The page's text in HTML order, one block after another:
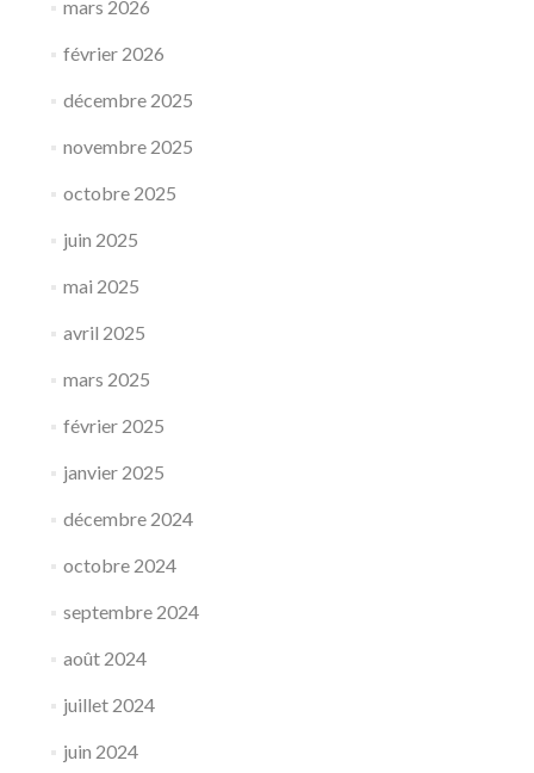
mars 2026
février 2026
décembre 2025
novembre 2025
octobre 2025
juin 2025
mai 2025
avril 2025
mars 2025
février 2025
janvier 2025
décembre 2024
octobre 2024
septembre 2024
août 2024
juillet 2024
juin 2024